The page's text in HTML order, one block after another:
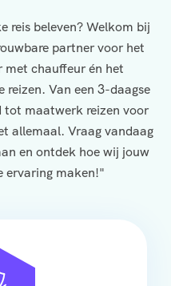
reis beleven? Welkom bij
partner voor het
met chauffeur én het
reizen. Van een 3-daagse
tot maatwerk reizen voor
allemaal. Vraag vandaag
en ontdek hoe wij jouw
ervaring maken!"